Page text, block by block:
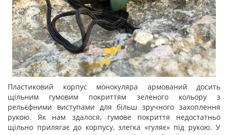
Пластиковий корпус монокуляра армований досить
щільним гумовим покриттям зеленого кольору з
рельєфними виступами для більш зручного захоплення
рукою. Як нам здалося, гумове покриття недостатньо
щільно прилягає до корпусу, злегка «гуляє» під рукою. У